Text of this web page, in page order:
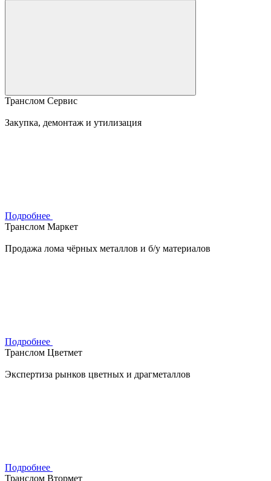
Транслом Сервис
Закупка, демонтаж и утилизация
Подробнее
Транслом Маркет
Продажа лома чёрных металлов и б/у материалов
Подробнее
Транслом Цветмет
Экспертиза рынков цветных и драгметаллов
Подробнее
Транслом Втормет